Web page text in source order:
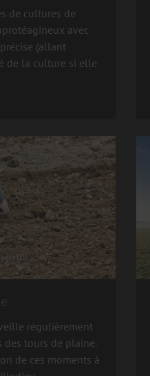
de cultures de
avec
(allant
de la culture si elle
régulièrement
des tours de plaine.
de ces moments à